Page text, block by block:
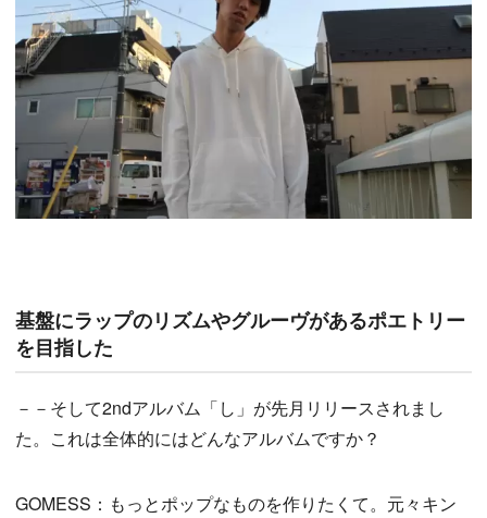
基盤にラップのリズムやグルーヴがあるポエトリー
を目指した
－－そして2ndアルバム「し」が先月リリースされまし
た。これは全体的にはどんなアルバムですか？
GOMESS：もっとポップなものを作りたくて。元々キン